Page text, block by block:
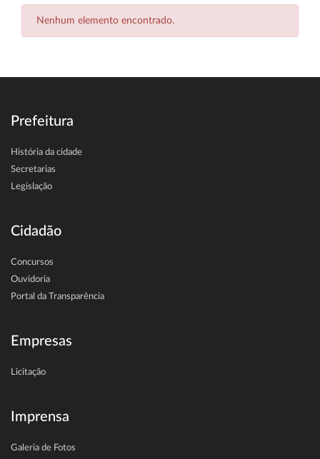
Nenhum elemento encontrado.
Prefeitura
História da cidade
Secretarias
Legislação
Cidadão
Concursos
Ouvidoria
Portal da Transparência
Empresas
Licitação
Imprensa
Galeria de Fotos